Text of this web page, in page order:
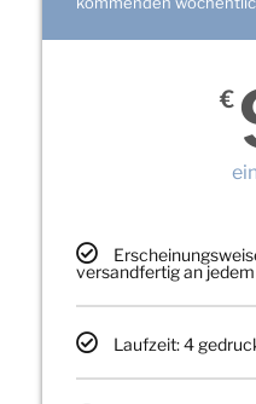
€
versandfertig an
Laufzeit: 4